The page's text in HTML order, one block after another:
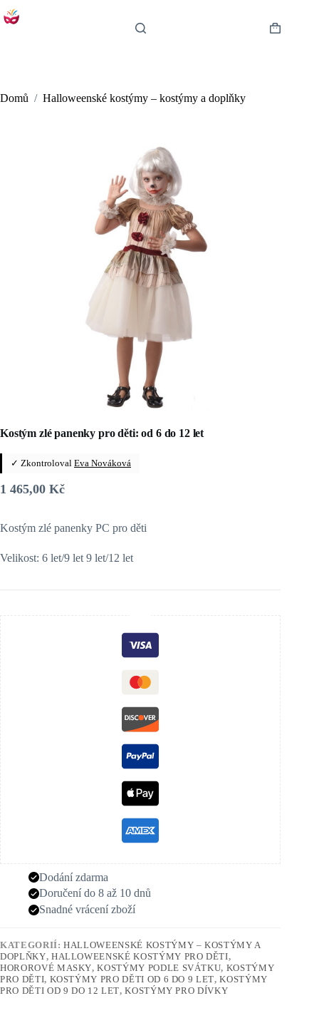
to
Shopping
Domů / Halloweenské kostýmy – kostýmy a doplňky
Kostým zlé panenky pro děti: od 6 do 12 let
✓ Zkontroloval Eva Nováková
1 465,00 Kč
Kostým zlé panenky PC pro děti
Velikost: 6 let/9 let 9 let/12 let
Dodání zdarma
Doručení do 8 až 10 dnů
Snadné vrácení zboží
KATEGORIÍ:HALLOWEENSKÉ KOSTÝMY – KOSTÝMY A
DOPLŇKY, HALLOWEENSKÉ KOSTÝMY PRO DĚTI,
HOROROVÉ MASKY,KOSTÝMY PODLE SVÁTKU, KOSTÝMY
PRO DĚTI, KOSTÝMY PRO DĚTI OD 6 DO 9 LET,KOSTÝMY
PRO DĚTI OD 9 DO 12 LET,KOSTÝMY PRO DÍVKY